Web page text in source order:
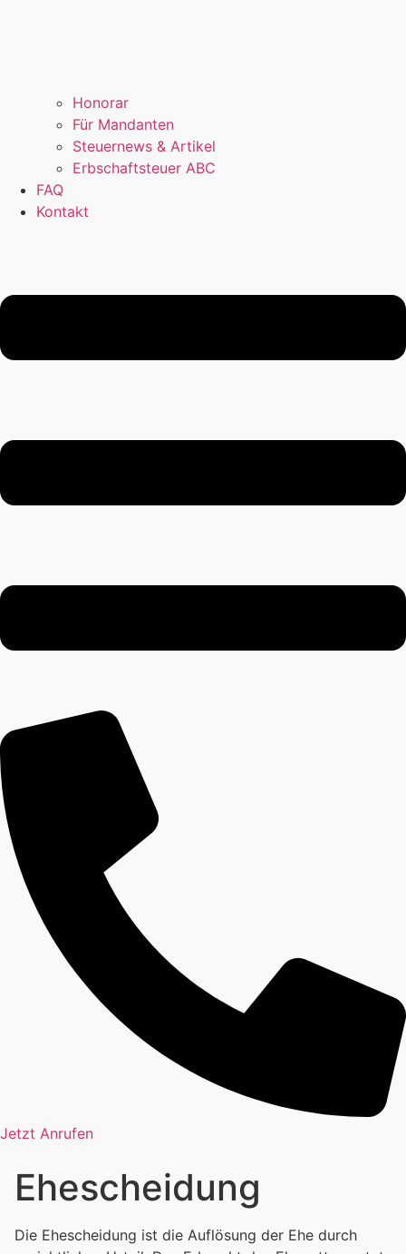
Honorar
Für Mandanten
Steuernews & Artikel
Erbschaftsteuer ABC
FAQ
Kontakt
Jetzt Anrufen
Ehescheidung
Die Ehescheidung ist die Auflösung der Ehe durch